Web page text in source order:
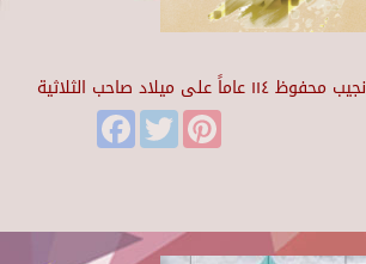
ميلاد صاحب الثلاثية
FacebookTwitter